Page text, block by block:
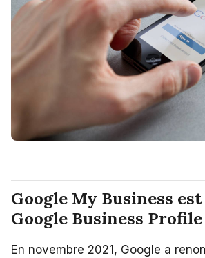
Google My Business
Google Business Profile
En novembre 2021, Google a